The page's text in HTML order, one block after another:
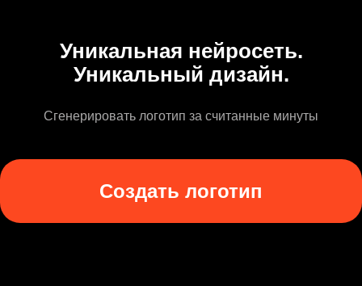
Уникальная нейросеть.
Уникальный дизайн.
Сгенерировать логотип за считанные минуты
Создать логотип